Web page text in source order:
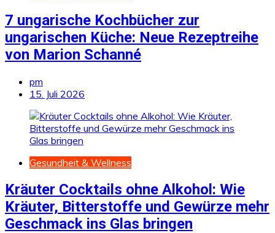
7 ungarische Kochbücher zur
ungarischen Küche: Neue Rezeptreihe
von Marion Schanné
pm
15. Juli 2026
Gesundheit & Wellness
Kräuter Cocktails ohne Alkohol: Wie
Kräuter, Bitterstoffe und Gewürze mehr
Geschmack ins Glas bringen